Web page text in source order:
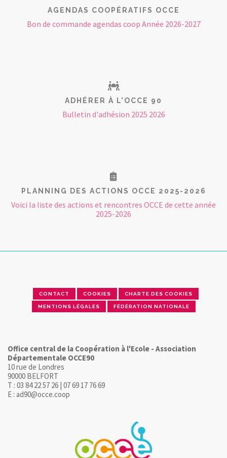
AGENDAS COOPÉRATIFS OCCE
Bon de commande agendas coop Année 2026-2027
ADHÉRER À L'OCCE 90
Bulletin d'adhésion 2025 2026
PLANNING DES ACTIONS OCCE 2025-2026
Voici la liste des actions et rencontres OCCE de cette année
2025-2026
CONTACT COOKIES CHARTE DES COOKIES
MENTIONS LÉGALES FÉDÉRATION NATIONALE
Office central de la Coopération à l'Ecole - Association
Départementale OCCE90
10 rue de Londres
90000 BELFORT
T : 03 84 22 57 26 | 07 69 17 76 69
E : ad90@occe.coop